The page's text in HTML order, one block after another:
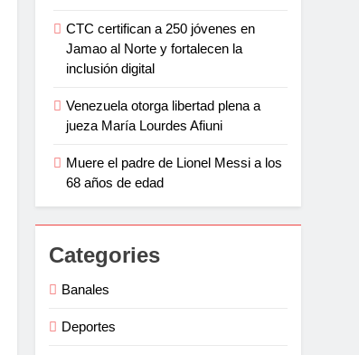
CTC certifican a 250 jóvenes en
Jamao al Norte y fortalecen la
inclusión digital
Venezuela otorga libertad plena a
jueza María Lourdes Afiuni
Muere el padre de Lionel Messi a los
68 años de edad
Categories
Banales
Deportes